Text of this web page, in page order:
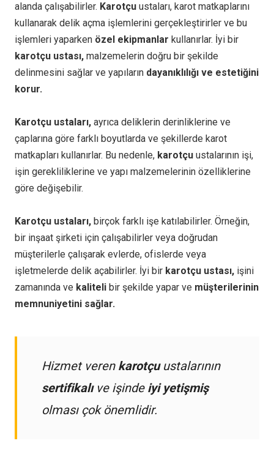
alanda çalışabilirler. Karotçu ustaları, karot matkaplarını
kullanarak delik açma işlemlerini gerçekleştirirler ve bu
işlemleri yaparken özel ekipmanlar kullanırlar. İyi bir
karotçu ustası, malzemelerin doğru bir şekilde
delinmesini sağlar ve yapıların dayanıklılığı ve estetiğini
korur.
Karotçu ustaları, ayrıca deliklerin derinliklerine ve
çaplarına göre farklı boyutlarda ve şekillerde karot
matkapları kullanırlar. Bu nedenle, karotçu ustalarının işi,
işin gerekliliklerine ve yapı malzemelerinin özelliklerine
göre değişebilir.
Karotçu ustaları, birçok farklı işe katılabilirler. Örneğin,
bir inşaat şirketi için çalışabilirler veya doğrudan
müşterilerle çalışarak evlerde, ofislerde veya
işletmelerde delik açabilirler. İyi bir karotçu ustası, işini
zamanında ve kaliteli bir şekilde yapar ve müşterilerinin
memnuniyetini sağlar.
Hizmet veren karotçuustalarının
sertifikalıve işinde iyi yetişmiş
olması çok önemlidir.